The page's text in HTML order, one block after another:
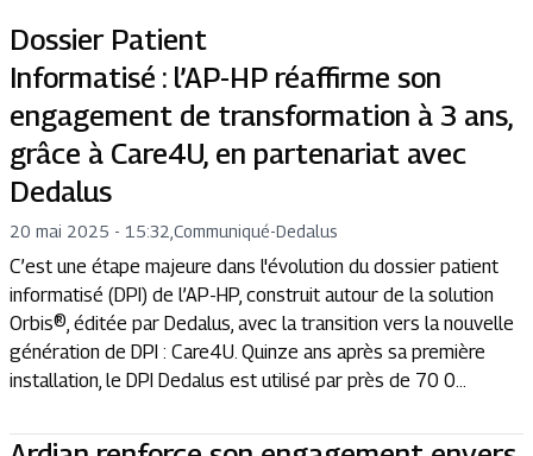
Dossier Patient
Informatisé : l’AP-HP réaffirme son
engagement de transformation à 3 ans,
grâce à Care4U, en partenariat avec
Dedalus
20 mai 2025 - 15:32 Communiqué-Dedalus
C’est une étape majeure dans l'évolution du dossier patient
informatisé (DPI) de l’AP-HP, construit autour de la solution
Orbis®, éditée par Dedalus, avec la transition vers la nouvelle
génération de DPI : Care4U. Quinze ans après sa première
installation, le DPI Dedalus est utilisé par près de 70 0...